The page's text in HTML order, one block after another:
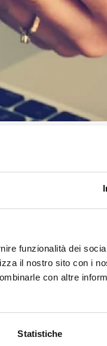
funzionalità dei
il nostro sito con i
con altre
Statistiche
e per
ha cambiato le
europea ha
Vorresti
maniera molto
dei diversi stati
la qualità